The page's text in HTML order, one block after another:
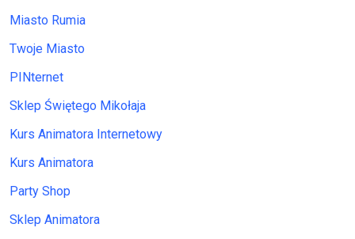
Miasto Rumia
Twoje Miasto
PINternet
Sklep Świętego Mikołaja
Kurs Animatora Internetowy
Kurs Animatora
Party Shop
Sklep Animatora